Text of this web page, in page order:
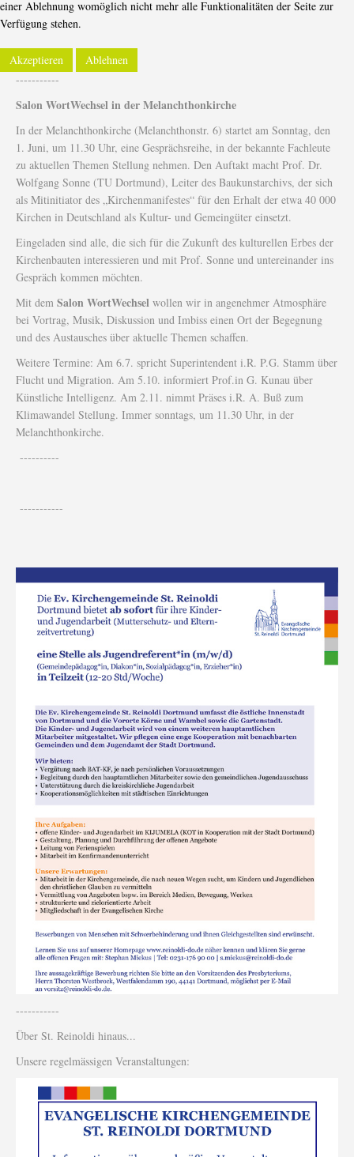
-----------
Salon WortWechsel in der Melanchthonkirche
In der Melanchthonkirche (Melanchthonstr. 6) startet am Sonntag, den
1. Juni, um 11.30 Uhr, eine Gesprächsreihe, in der bekannte Fachleute
zu aktuellen Themen Stellung nehmen. Den Auftakt macht Prof. Dr.
Wolfgang Sonne (TU Dortmund), Leiter des Baukunstarchivs, der sich
als Mitinitiator des „Kirchenmanifestes“ für den Erhalt der etwa 40 000
Kirchen in Deutschland als Kultur- und Gemeingüter einsetzt.
Eingeladen sind alle, die sich für die Zukunft des kulturellen Erbes der
Kirchenbauten interessieren und mit Prof. Sonne und untereinander ins
Gespräch kommen möchten.
Mit dem Salon WortWechsel wollen wir in angenehmer Atmosphäre
bei Vortrag, Musik, Diskussion und Imbiss einen Ort der Begegnung
und des Austausches über aktuelle Themen schaffen.
Weitere Termine: Am 6.7. spricht Superintendent i.R. P.G. Stamm über
Flucht und Migration. Am 5.10. informiert Prof.in G. Kunau über
Künstliche Intelligenz. Am 2.11. nimmt Präses i.R. A. Buß zum
Klimawandel Stellung. Immer sonntags, um 11.30 Uhr, in der
Melanchthonkirche.
----------
-----------
-----------
Über St. Reinoldi hinaus...
Unsere regelmässigen Veranstaltungen:
einer Ablehnung womöglich nicht mehr alle Funktionalitäten der Seite zur
Verfügung stehen.
Akzeptieren Ablehnen